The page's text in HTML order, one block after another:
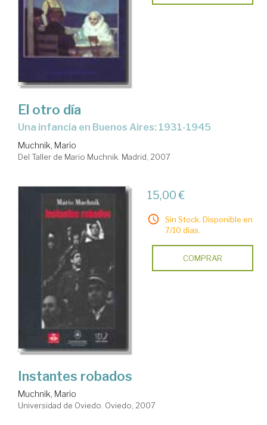
El otro día
una infancia en Buenos Aires: 1931-1945
Muchnik, Mario
Del Taller de Mario Muchnik. Madrid, 2007
15,00 €
Sin Stock. Disponible en
7/10 días.
COMPRAR
Instantes robados
Muchnik, Mario
Universidad de Oviedo. Oviedo, 2007